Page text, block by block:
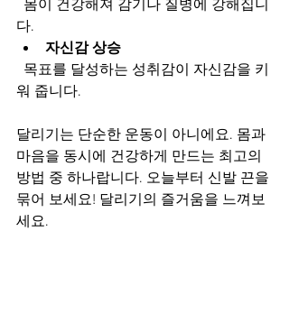
다.
자신감 상승
워 줍니다.
달리기는 단순한 운동이 아니에요. 몸과
마음을 동시에 건강하게 만드는 최고의
방법 중 하나랍니다. 오늘부터 신발 끈을
묶어 보세요! 달리기의 즐거움을 느껴보
세요.